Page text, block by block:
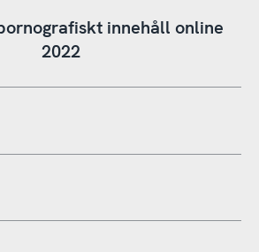
innehåll online
2022